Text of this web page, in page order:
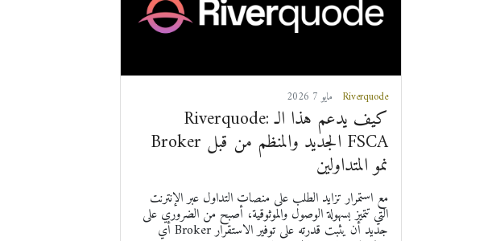
Riverquode
Riverquode: كيف يدعم هذا الـ
Broker الجديد والمنظم من قبل FSCA
نمو المتداولين
مع استمرار تزايد الطلب على منصات التداول عبر الإنترنت
التي تتميز بسهولة الوصول والموثوقية، أصبح من الضروري على
أي Broker جديد أن يثبت قدرته على توفير الاستقرار